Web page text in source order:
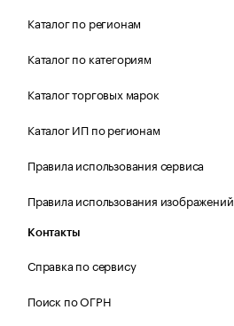
Каталог по регионам
Каталог по категориям
Каталог торговых марок
Каталог ИП по регионам
Правила использования сервиса
Правила использования изображений
Контакты
Справка по сервису
Поиск по ОГРН